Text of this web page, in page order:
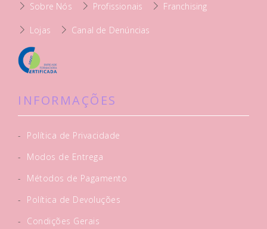
Sobre Nós Profissionais Franchising
Lojas Canal de Denúncias
INFORMAÇÕES
-
Política de Privacidade
-
Modos de Entrega
-
Métodos de Pagamento
-
Política de Devoluções
-
Condições Gerais